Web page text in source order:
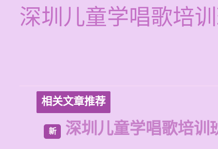
深圳儿童学唱歌培
相关文章推荐
新 深圳儿童学唱歌培训